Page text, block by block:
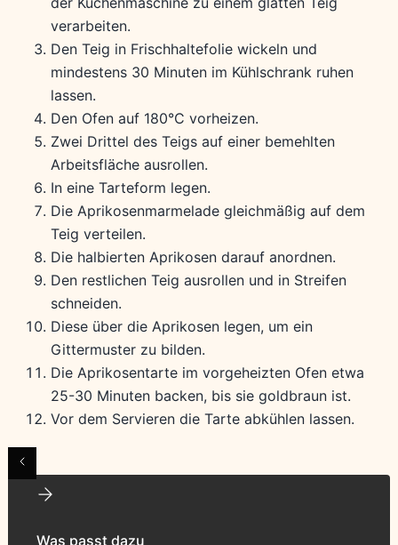
verarbeiten.
Den Teig in Frischhaltefolie wickeln und
mindestens 30 Minuten im Kühlschrank ruhen
lassen.
Den Ofen auf 180°C vorheizen.
Zwei Drittel des Teigs auf einer bemehlten
Arbeitsfläche ausrollen.
In eine Tarteform legen.
Die Aprikosenmarmelade gleichmäßig auf dem
Teig verteilen.
Die halbierten Aprikosen darauf anordnen.
Den restlichen Teig ausrollen und in Streifen
schneiden.
Diese über die Aprikosen legen, um ein
Gittermuster zu bilden.
Die Aprikosentarte im vorgeheizten Ofen etwa
25-30 Minuten backen, bis sie goldbraun ist.
Vor dem Servieren die Tarte abkühlen lassen.
Was passt dazu